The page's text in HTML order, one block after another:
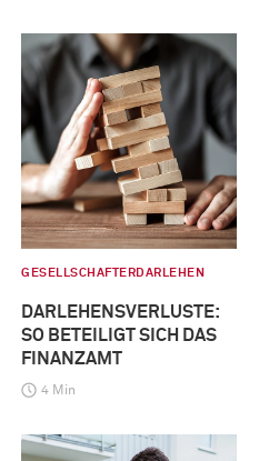
GESELLSCHAFTERDARLEHEN
DARLEHENSVERLUSTE:
SO BETEILIGT SICH DAS
FINANZAMT
4 Min